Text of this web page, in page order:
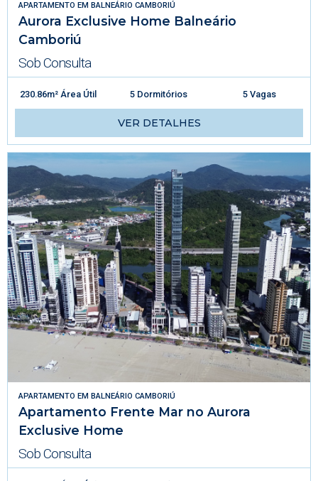
APARTAMENTO EM BALNEÁRIO CAMBORIÚ
Aurora Exclusive Home Balneário
Camboriú
Sob Consulta
230.86m² Área Útil 5 Dormitórios 5 Vagas
VER DETALHES
APARTAMENTO EM BALNEÁRIO CAMBORIÚ
Apartamento Frente Mar no Aurora
Exclusive Home
Sob Consulta